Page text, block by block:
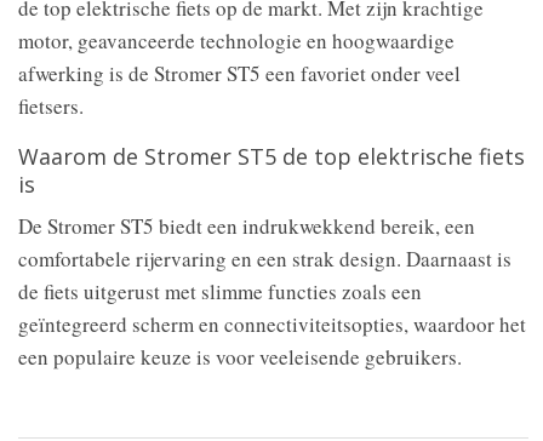
de top elektrische fiets op de markt. Met zijn krachtige
motor, geavanceerde technologie en hoogwaardige
afwerking is de Stromer ST5 een favoriet onder veel
fietsers.
Waarom de Stromer ST5 de top elektrische fiets
is
De Stromer ST5 biedt een indrukwekkend bereik, een
comfortabele rijervaring en een strak design. Daarnaast is
de fiets uitgerust met slimme functies zoals een
geïntegreerd scherm en connectiviteitsopties, waardoor het
een populaire keuze is voor veeleisende gebruikers.